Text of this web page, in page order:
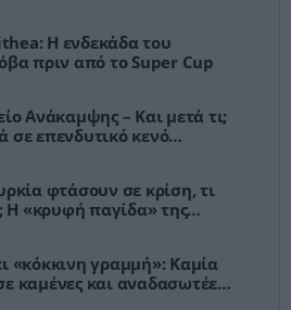
Η ενδεκάδα του
πριν από το Super Cup
Ανάκαμψης – Και μετά τι;
σε επενδυτικό κενό
φτάσουν σε κρίση, τι
Η «κρυφή παγίδα» της
«κόκκινη γραμμή»: Καμία
καμένες και αναδασωτέες